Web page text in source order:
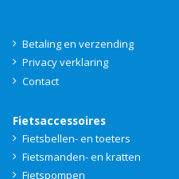
Betaling en verzending
Privacy verklaring
Contact
Fietsaccessoires
Fietsbellen- en toeters
Fietsmanden- en kratten
Fietspompen